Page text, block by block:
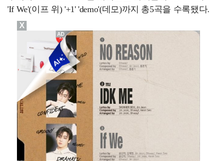
'If We'(이프 위) '+1' 'demo'(데모)까지 총5곡을 수록됐다.
X